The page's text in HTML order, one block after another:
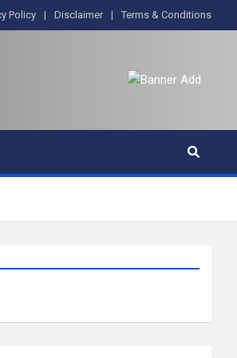
Policy Disclaimer Terms & Conditions